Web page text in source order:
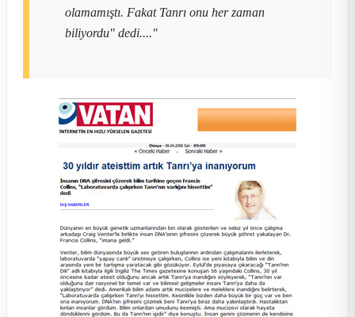
olamamıştı. Fakat Tanrı onu her zaman
biliyordu" dedi...."